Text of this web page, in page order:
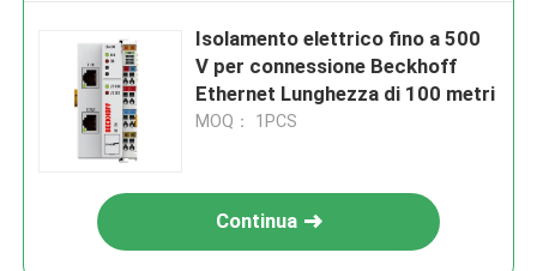
Isolamento elettrico fino a 500
V per connessione Beckhoff
Ethernet Lunghezza di 100 metri
MOQ： 1PCS
Continua